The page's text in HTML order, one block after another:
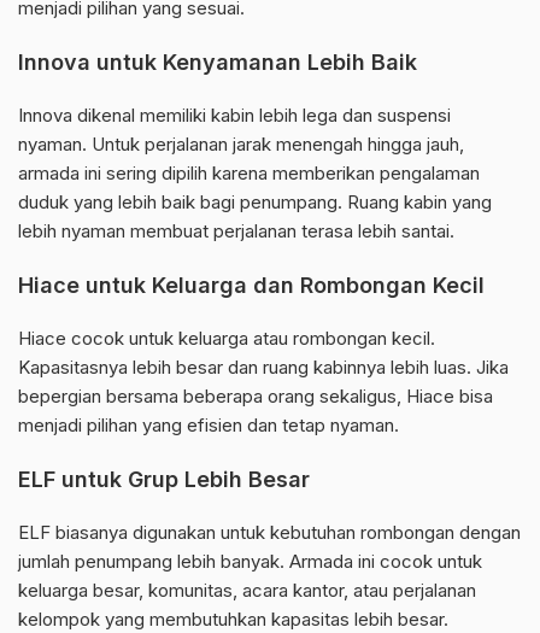
menjadi pilihan yang sesuai.
Innova untuk Kenyamanan Lebih Baik
Innova dikenal memiliki kabin lebih lega dan suspensi
nyaman. Untuk perjalanan jarak menengah hingga jauh,
armada ini sering dipilih karena memberikan pengalaman
duduk yang lebih baik bagi penumpang. Ruang kabin yang
lebih nyaman membuat perjalanan terasa lebih santai.
Hiace untuk Keluarga dan Rombongan Kecil
Hiace cocok untuk keluarga atau rombongan kecil.
Kapasitasnya lebih besar dan ruang kabinnya lebih luas. Jika
bepergian bersama beberapa orang sekaligus, Hiace bisa
menjadi pilihan yang efisien dan tetap nyaman.
ELF untuk Grup Lebih Besar
ELF biasanya digunakan untuk kebutuhan rombongan dengan
jumlah penumpang lebih banyak. Armada ini cocok untuk
keluarga besar, komunitas, acara kantor, atau perjalanan
kelompok yang membutuhkan kapasitas lebih besar.